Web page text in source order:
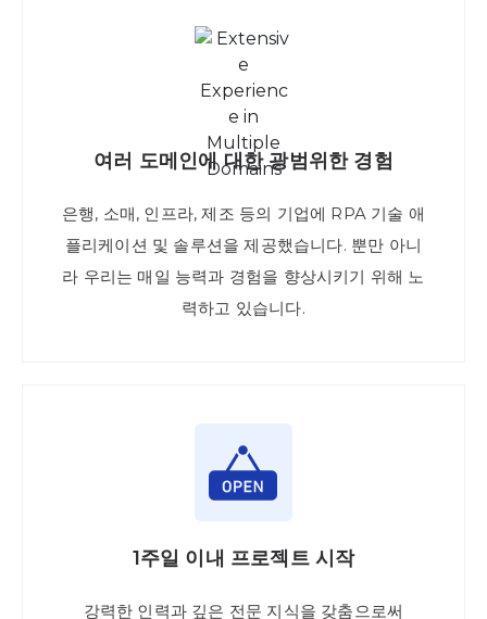
여러 도메인에 대한 광범위한 경험
은행, 소매, 인프라, 제조 등의 기업에 RPA 기술 애
플리케이션 및 솔루션을 제공했습니다. 뿐만 아니
라 우리는 매일 능력과 경험을 향상시키기 위해 노
력하고 있습니다.
1주일 이내 프로젝트 시작
강력한 인력과 깊은 전문 지식을 갖춤으로써